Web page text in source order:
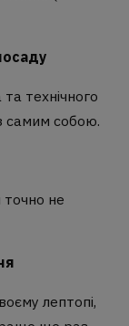
технічного
самим собою.
точно не
лептопі,